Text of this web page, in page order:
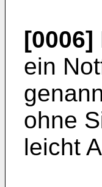
[0006]
ein
ohne
leicht